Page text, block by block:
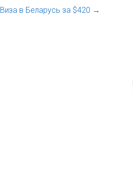
Виза в Беларусь за $420 →